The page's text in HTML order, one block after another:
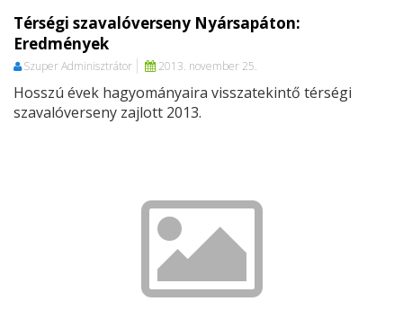
Térségi szavalóverseny Nyársapáton:
Eredmények
Szuper Adminisztrátor 2013. november 25.
Hosszú évek hagyományaira visszatekintő térségi
szavalóverseny zajlott 2013.